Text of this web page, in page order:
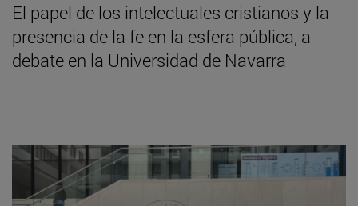
El papel de los intelectuales cristianos y la
presencia de la fe en la esfera pública, a
debate en la Universidad de Navarra